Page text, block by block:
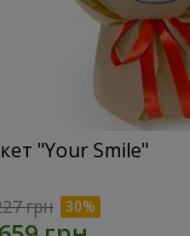
"Your Smile"
грн